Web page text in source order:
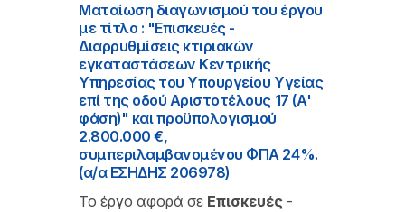
Ματαίωση διαγωνισμού του έργου
με τίτλο : "Επισκευές -
Διαρρυθμίσεις κτιριακών
εγκαταστάσεων Κεντρικής
Υπηρεσίας του Υπουργείου Υγείας
επί της οδού Αριστοτέλους 17 (Α'
φάση)" και προϋπολογισμού
2.800.000 €,
συμπεριλαμβανομένου ΦΠΑ 24%.
(α/α ΕΣΗΔΗΣ 206978)
Το έργο αφορά σε Επισκευές -